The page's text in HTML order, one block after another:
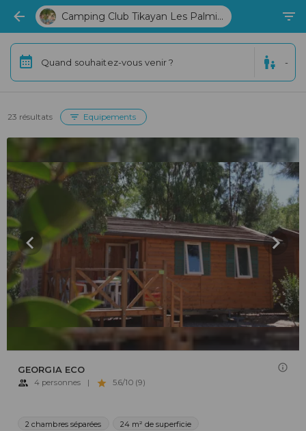
Camping Club Tikayan Les Palmi...
Quand souhaitez-vous venir ? -
23 résultats Equipements
GEORGIA ECO
4 personnes | 5.6/10 (9)
2 chambres séparées 24 m² de superficie